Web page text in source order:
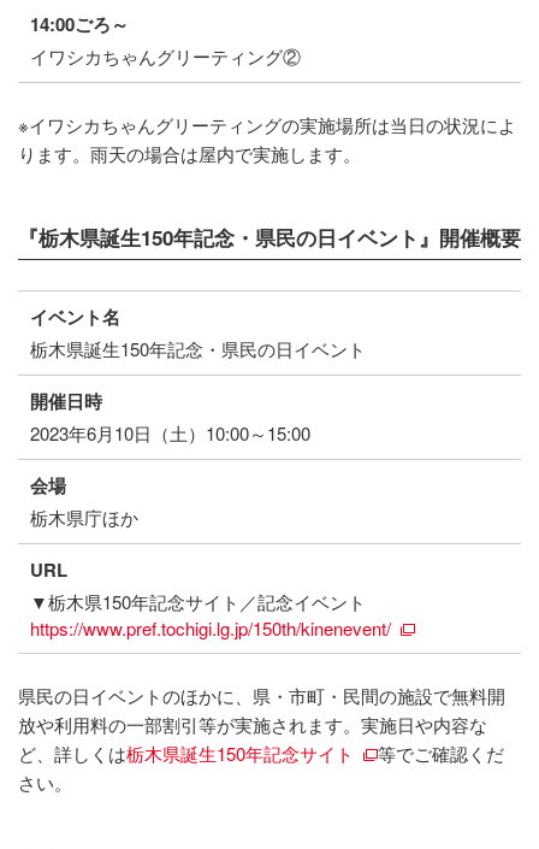
14:00ごろ～
イワシカちゃんグリーティング②
※イワシカちゃんグリーティングの実施場所は当日の状況によ
ります。雨天の場合は屋内で実施します。
『栃木県誕生150年記念・県民の日イベント』開催概要
イベント名
栃木県誕生150年記念・県民の日イベント
開催日時
2023年6月10日（土）10:00～15:00
会場
栃木県庁ほか
URL
▼栃木県150年記念サイト／記念イベント
https://www.pref.tochigi.lg.jp/150th/kinenevent/
県民の日イベントのほかに、県・市町・民間の施設で無料開
放や利用料の一部割引等が実施されます。実施日や内容な
ど、詳しくは栃木県誕生150年記念サイト
等でご確認くだ
さい。